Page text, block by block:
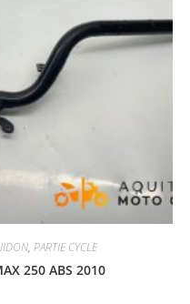
, PARTIE CYCLE
250 ABS 2010